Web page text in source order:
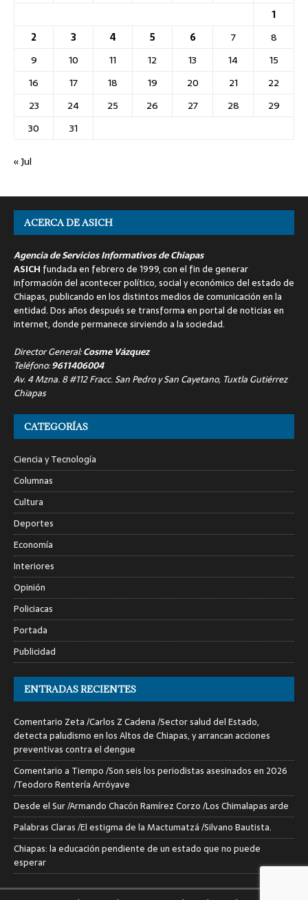
1
2
3 4 5 6 7
8
9
10 11 12 13 14
15
16
17 18 19 20 21
22
23
24 25 26 27 28
29
30
31
« Jul
ACERCA DE ASICH
Agencia de Servicios Informativos de Chiapas
ASICH fundada en febrero de 1999, con el fin de generar
información del acontecer político, social y económico del estado de
Chiapas, publicando en los distintos medios de comunicación en la
entidad. Dos años después se transforma en portal de noticias en
internet, donde permanece sirviendo a la sociedad.
Director General:Cosme Vázquez
Teléfono:9611406004
Av. 4 Mzna. 8 #112 Fracc. San Pedro y San Cayetano, Tuxtla Gutiérrez
Chiapas
CATEGORÍAS
Ciencia y Tecnología
Columnas
Cultura
Deportes
Economía
Interiores
Opinión
Policiacas
Portada
Publicidad
ENTRADAS RECIENTES
Comentario Zeta /Carlos Z Cadena /Sector salud del Estado,
detecta paludismo en los Altos de Chiapas, y arrancan acciones
preventivas contra el dengue
Comentario a Tiempo /Son seis los periodistas asesinados en 2026
/Teodoro Rentería Arróyave
Desde el Sur /Armando Chacón Ramírez Corzo /Los Chimalapas arde
Palabras Claras /El estigma de la Mactumatzá /Silvano Bautista.
Chiapas: la educación pendiente de un estado que no puede
esperar